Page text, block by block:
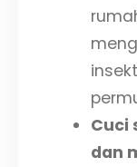
Cuci
dan